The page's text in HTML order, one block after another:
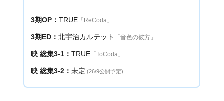
3期OP：TRUE 「ReCoda」
3期ED：北宇治カルテット 「音色の彼方」
映 総集3-1：TRUE 「ToCoda」
映 総集3-2：未定 (26/9公開予定)